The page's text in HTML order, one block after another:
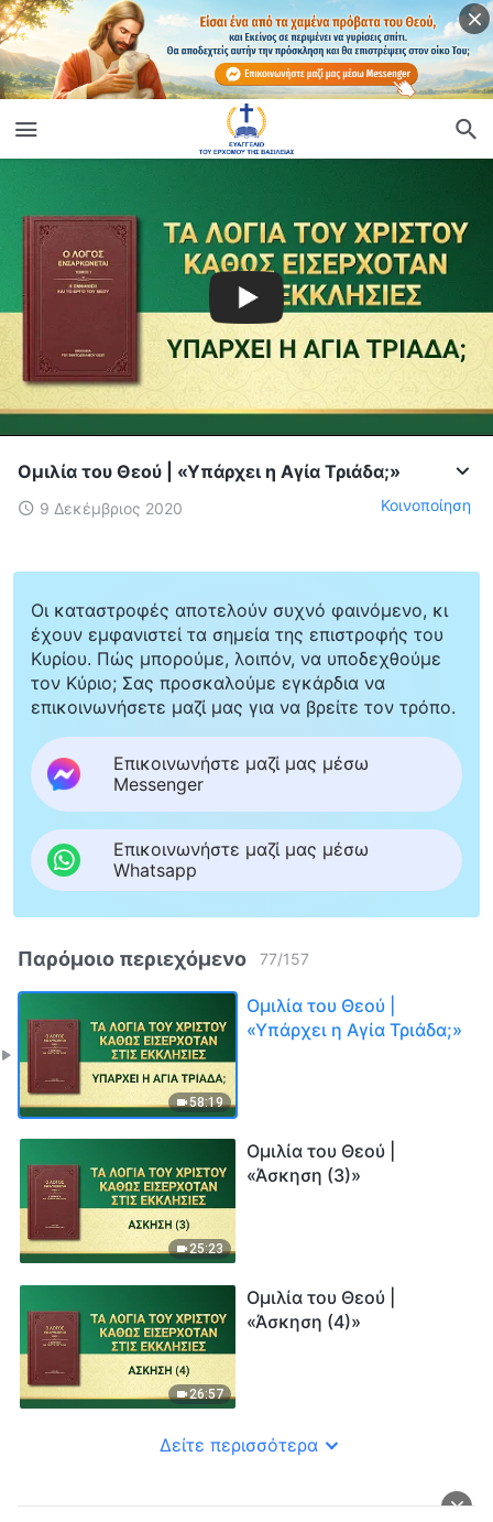
Ομιλία του Θεού | «Υπάρχει η Αγία Τριάδα;»
9 Δεκέμβριος 2020 Κοινοποίηση
Οι καταστροφές αποτελούν συχνό φαινόμενο, κι
έχουν εμφανιστεί τα σημεία της επιστροφής του
Κυρίου. Πώς μπορούμε, λοιπόν, να υποδεχθούμε
τον Κύριο; Σας προσκαλούμε εγκάρδια να
επικοινωνήσετε μαζί μας για να βρείτε τον τρόπο.
Επικοινωνήστε μαζί μας μέσω
Messenger
Επικοινωνήστε μαζί μας μέσω
Whatsapp
Παρόμοιο περιεχόμενο 77/157
58:19
Ομιλία του Θεού |
«Υπάρχει η Αγία Τριάδα;»
25:23
Ομιλία του Θεού |
«Άσκηση (3)»
26:57
Ομιλία του Θεού |
«Άσκηση (4)»
Δείτε περισσότερα